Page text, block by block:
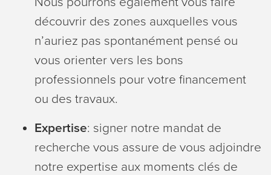
découvrir des zones auxquelles vous
n’auriez pas spontanément pensé ou
vous orienter vers les bons
professionnels pour votre financement
ou des travaux.
Expertise: signer notre mandat de
recherche vous assure de vous adjoindre
notre expertise aux moments clés de